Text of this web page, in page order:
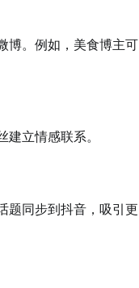
博。例如，美食博主可
立情感联系。
题同步到抖音，吸引更